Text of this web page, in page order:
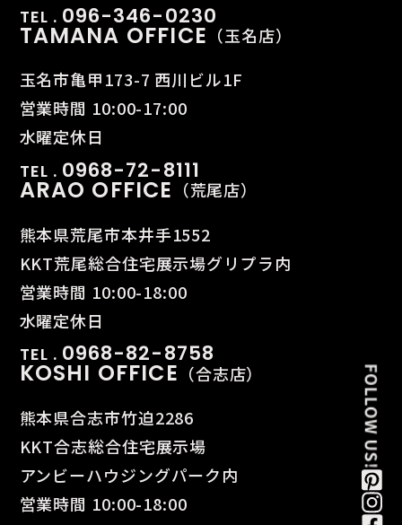
TEL . 096-346-0230
TAMANA OFFICE （玉名店）
玉名市亀甲173-7 西川ビル1F
営業時間 10:00-17:00
水曜定休日
TEL . 0968-72-8111
ARAO OFFICE （荒尾店）
熊本県荒尾市本井手1552
KKT荒尾総合住宅展示場グリプラ内
営業時間 10:00-18:00
水曜定休日
TEL . 0968-82-8758
KOSHI OFFICE （合志店）
熊本県合志市竹迫2286
KKT合志総合住宅展示場
アンビーハウジングパーク内
営業時間 10:00-18:00